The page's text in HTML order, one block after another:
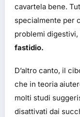
cavartela bene.
specialmente per
problemi
fastidio.
D’altro canto, il
che in teoria
molti studi
disattivati dai